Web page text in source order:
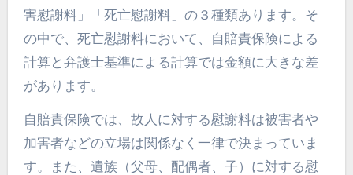
害慰謝料」「死亡慰謝料」の３種類あります。そ
の中で、死亡慰謝料において、自賠責保険による
計算と弁護士基準による計算では金額に大きな差
があります。
自賠責保険では、故人に対する慰謝料は被害者や
加害者などの立場は関係なく一律で決まっていま
す。また、遺族（父母、配偶者、子）に対する慰